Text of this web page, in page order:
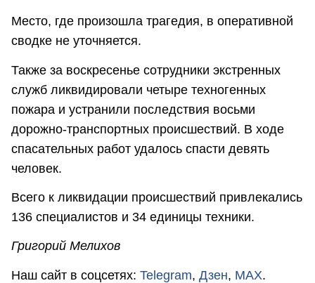
Место, где произошла трагедия, в оперативной
сводке не уточняется.
Также за воскресенье сотрудники экстренных
служб ликвидировали четыре техногенных
пожара и устранили последствия восьми
дорожно-транспортных происшествий. В ходе
спасательных работ удалось спасти девять
человек.
Всего к ликвидации происшествий привлекались
136 специалистов и 34 единицы техники.
Григорий Мелихов
Наш сайт в соцсетях: Telegram, Дзен, MAX.